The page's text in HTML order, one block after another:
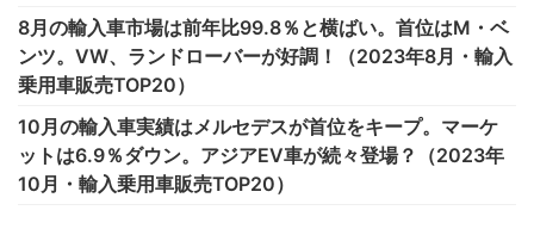
8月の輸入車市場は前年比99.8％と横ばい。首位はM・ベ
ンツ。VW、ランドローバーが好調！（2023年8月・輸入
乗用車販売TOP20）
10月の輸入車実績はメルセデスが首位をキープ。マーケ
ットは6.9％ダウン。アジアEV車が続々登場？（2023年
10月・輸入乗用車販売TOP20）